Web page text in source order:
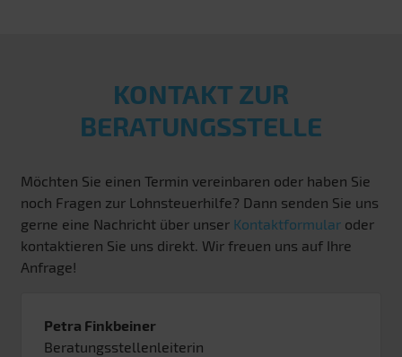
KONTAKT ZUR
BERATUNGSSTELLE
Möchten Sie einen Termin vereinbaren oder haben Sie
noch Fragen zur Lohnsteuerhilfe? Dann senden Sie uns
gerne eine Nachricht über unser Kontaktformular oder
kontaktieren Sie uns direkt. Wir freuen uns auf Ihre
Anfrage!
Petra Finkbeiner
Beratungsstellenleiterin